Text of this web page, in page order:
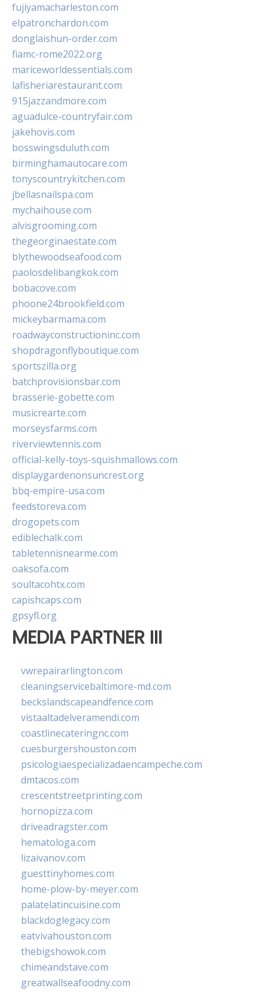
fujiyamacharleston.com
elpatronchardon.com
donglaishun-order.com
fiamc-rome2022.org
mariceworldessentials.com
lafisheriarestaurant.com
915jazzandmore.com
aguadulce-countryfair.com
jakehovis.com
bosswingsduluth.com
birminghamautocare.com
tonyscountrykitchen.com
jbellasnailspa.com
mychaihouse.com
alvisgrooming.com
thegeorginaestate.com
blythewoodseafood.com
paolosdelibangkok.com
bobacove.com
phoone24brookfield.com
mickeybarmama.com
roadwayconstructioninc.com
shopdragonflyboutique.com
sportszilla.org
batchprovisionsbar.com
brasserie-gobette.com
musicrearte.com
morseysfarms.com
riverviewtennis.com
official-kelly-toys-squishmallows.com
displaygardenonsuncrest.org
bbq-empire-usa.com
feedstoreva.com
drogopets.com
ediblechalk.com
tabletennisnearme.com
oaksofa.com
soultacohtx.com
capishcaps.com
gpsyfl.org
MEDIA PARTNER III
vwrepairarlington.com
cleaningservicebaltimore-md.com
beckslandscapeandfence.com
vistaaltadelveramendi.com
coastlinecateringnc.com
cuesburgershouston.com
psicologiaespecializadaencampeche.com
dmtacos.com
crescentstreetprinting.com
hornopizza.com
driveadragster.com
hematologa.com
lizaivanov.com
guesttinyhomes.com
home-plow-by-meyer.com
palatelatincuisine.com
blackdoglegacy.com
eatvivahouston.com
thebigshowok.com
chimeandstave.com
greatwallseafoodny.com